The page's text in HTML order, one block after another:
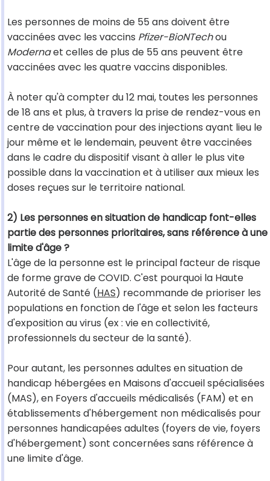
Les personnes de moins de 55 ans doivent être
vaccinées avec les vaccins Pfizer-BioNTechou
Modernaet celles de plus de 55 ans peuvent être
vaccinées avec les quatre vaccins disponibles.
À noter qu'à compter du 12 mai, toutes les personnes
de 18 ans et plus, à travers la prise de rendez-vous en
centre de vaccination pour des injections ayant lieu le
jour même et le lendemain, peuvent être vaccinées
dans le cadre du dispositif visant à aller le plus vite
possible dans la vaccination et à utiliser aux mieux les
doses reçues sur le territoire national.
2) Les personnes en situation de handicap font-elles
partie des personnes prioritaires, sans référence à une
limite d'âge ?
L'âge de la personne est le principal facteur de risque
de forme grave de COVID. C'est pourquoi la Haute
Autorité de Santé (HAS) recommande de prioriser les
populations en fonction de l'âge et selon les facteurs
d'exposition au virus (ex : vie en collectivité,
professionnels du secteur de la santé).
Pour autant, les personnes adultes en situation de
handicap hébergées en Maisons d'accueil spécialisées
(MAS), en Foyers d'accueils médicalisés (FAM) et en
établissements d'hébergement non médicalisés pour
personnes handicapées adultes (foyers de vie, foyers
d'hébergement) sont concernées sans référence à
une limite d'âge.